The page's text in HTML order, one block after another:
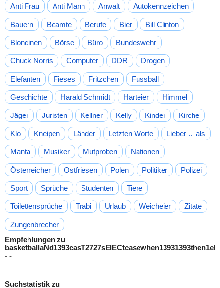
Anti Frau Anti Mann Anwalt Autokennzeichen
Bauern Beamte Berufe Bier Bill Clinton
Blondinen Börse Büro Bundeswehr
Chuck Norris Computer DDR Drogen
Elefanten Fieses Fritzchen Fussball
Geschichte Harald Schmidt Harteier Himmel
Jäger Juristen Kellner Kelly Kinder Kirche
Klo Kneipen Länder Letzten Worte Lieber ... als
Manta Musiker Mutproben Nationen
Österreicher Ostfriesen Polen Politiker Polizei
Sport Sprüche Studenten Tiere
Toilettensprüche Trabi Urlaub Weicheier Zitate
Zungenbrecher
Empfehlungen zu
- -
Suchstatistik zu